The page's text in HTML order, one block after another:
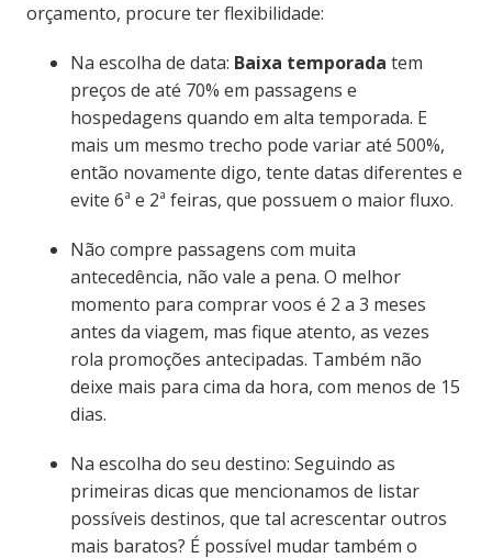
orçamento, procure ter flexibilidade:
Na escolha de data: Baixa temporada tem
preços de até 70% em passagens e
hospedagens quando em alta temporada. E
mais um mesmo trecho pode variar até 500%,
então novamente digo, tente datas diferentes e
evite 6ª e 2ª feiras, que possuem o maior fluxo.
Não compre passagens com muita
antecedência, não vale a pena. O melhor
momento para comprar voos é 2 a 3 meses
antes da viagem, mas fique atento, as vezes
rola promoções antecipadas. Também não
deixe mais para cima da hora, com menos de 15
dias.
Na escolha do seu destino: Seguindo as
primeiras dicas que mencionamos de listar
possíveis destinos, que tal acrescentar outros
mais baratos? É possível mudar também o